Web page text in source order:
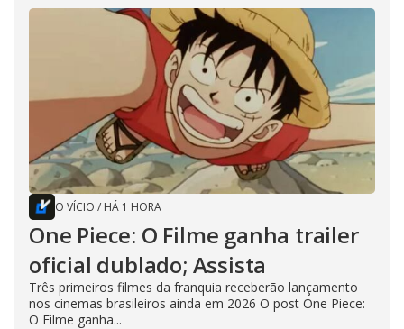
O VÍCIO / HÁ 1 HORA
One Piece: O Filme ganha trailer
oficial dublado; Assista
Três primeiros filmes da franquia receberão lançamento
nos cinemas brasileiros ainda em 2026 O post One Piece:
O Filme ganha...